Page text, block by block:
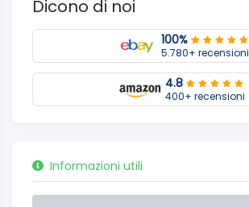
Dicono di noi
100%
5.780+ recensioni
4.8
400+ recensioni
Informazioni utili